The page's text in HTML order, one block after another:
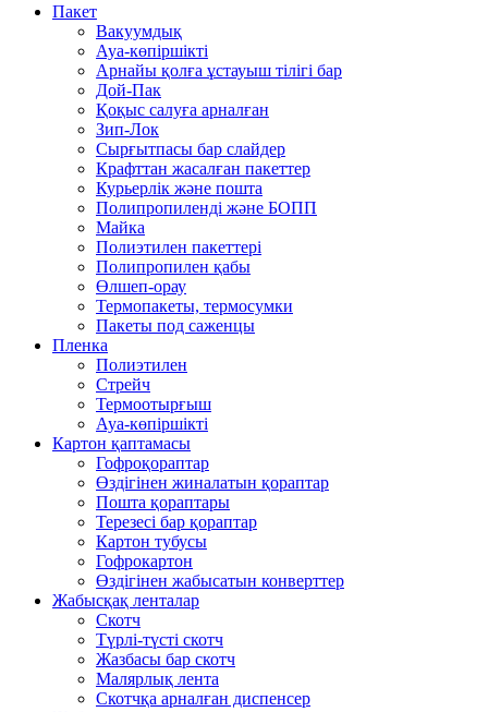
Пакет
Вакуумдық
Ауа-көпіршікті
Арнайы қолға ұстауыш тілігі бар
Дой-Пак
Қоқыс салуға арналған
Зип-Лок
Сырғытпасы бар слайдер
Крафттан жасалған пакеттер
Курьерлік және пошта
Полипропиленді және БОПП
Майка
Полиэтилен пакеттері
Полипропилен қабы
Өлшеп-орау
Термопакеты, термосумки
Пакеты под саженцы
Пленка
Полиэтилен
Стрейч
Термоотырғыш
Ауа-көпіршікті
Картон қаптамасы
Гофроқораптар
Өздігінен жиналатын қораптар
Пошта қораптары
Терезесі бар қораптар
Картон тубусы
Гофрокартон
Өздігінен жабысатын конверттер
Жабысқақ ленталар
Скотч
Түрлі-түсті скотч
Жазбасы бар скотч
Малярлық лента
Скотчқа арналған диспенсер